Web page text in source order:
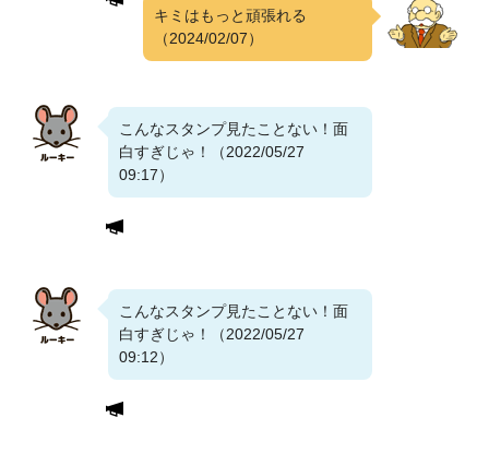
キミはもっと頑張れる
（2024/02/07）
こんなスタンプ見たことない！面
白すぎじゃ！（2022/05/27
09:17）
こんなスタンプ見たことない！面
白すぎじゃ！（2022/05/27
09:12）